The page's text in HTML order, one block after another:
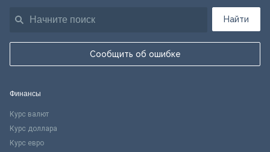
Найти
Сообщить об ошибке
Финансы
Курс валют
Курс доллара
Курс евро